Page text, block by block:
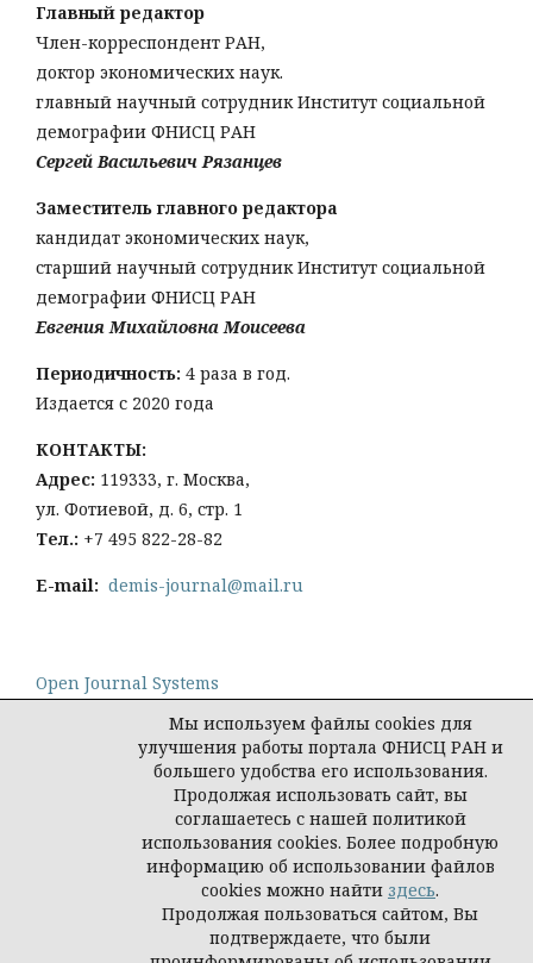
Главный редактор
Член-корреспондент РАН,
доктор экономических наук.
главный научный сотрудник Институт социальной
демографии ФНИСЦ РАН
Сергей Васильевич Рязанцев
Заместитель главного редактора
кандидат экономических наук,
старший научный сотрудник Институт социальной
демографии ФНИСЦ РАН
Евгения Михайловна Моисеева
Периодичность: 4 раза в год.
Издается с 2020 года
КОНТАКТЫ:
Адрес: 119333, г. Москва,
ул. Фотиевой, д. 6, стр. 1
Тел.: +7 495 822-28-82
E-mail: demis-journal@mail.ru
Open Journal Systems
Политика конфиденциальности персональных
© Демис. Демографические исследования, 2026
Мы используем файлы cookies для
улучшения работы портала ФНИСЦ РАН и
большего удобства его использования.
Продолжая использовать сайт, вы
соглашаетесь с нашей политикой
использования cookies. Более подробную
информацию об использовании файлов
cookies можно найти здесь.
Продолжая пользоваться сайтом, Вы
подтверждаете, что были